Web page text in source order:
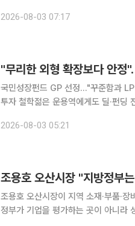
금조정 조항인 '언아웃' 조건이 포함
2026-08-03 07:17
국민성장펀드 GP 선정…"꾸준함과
투자 철학젊은 운용역에게도 딜·펀딩 전권…자율과 책임
주도하는 사례가 늘고 있다. 최근 국
2026-08-03 05:21
조용호 오산시장이 지역 소재·부품·
정부가 기업을 평가하는 곳이 아니라 성장